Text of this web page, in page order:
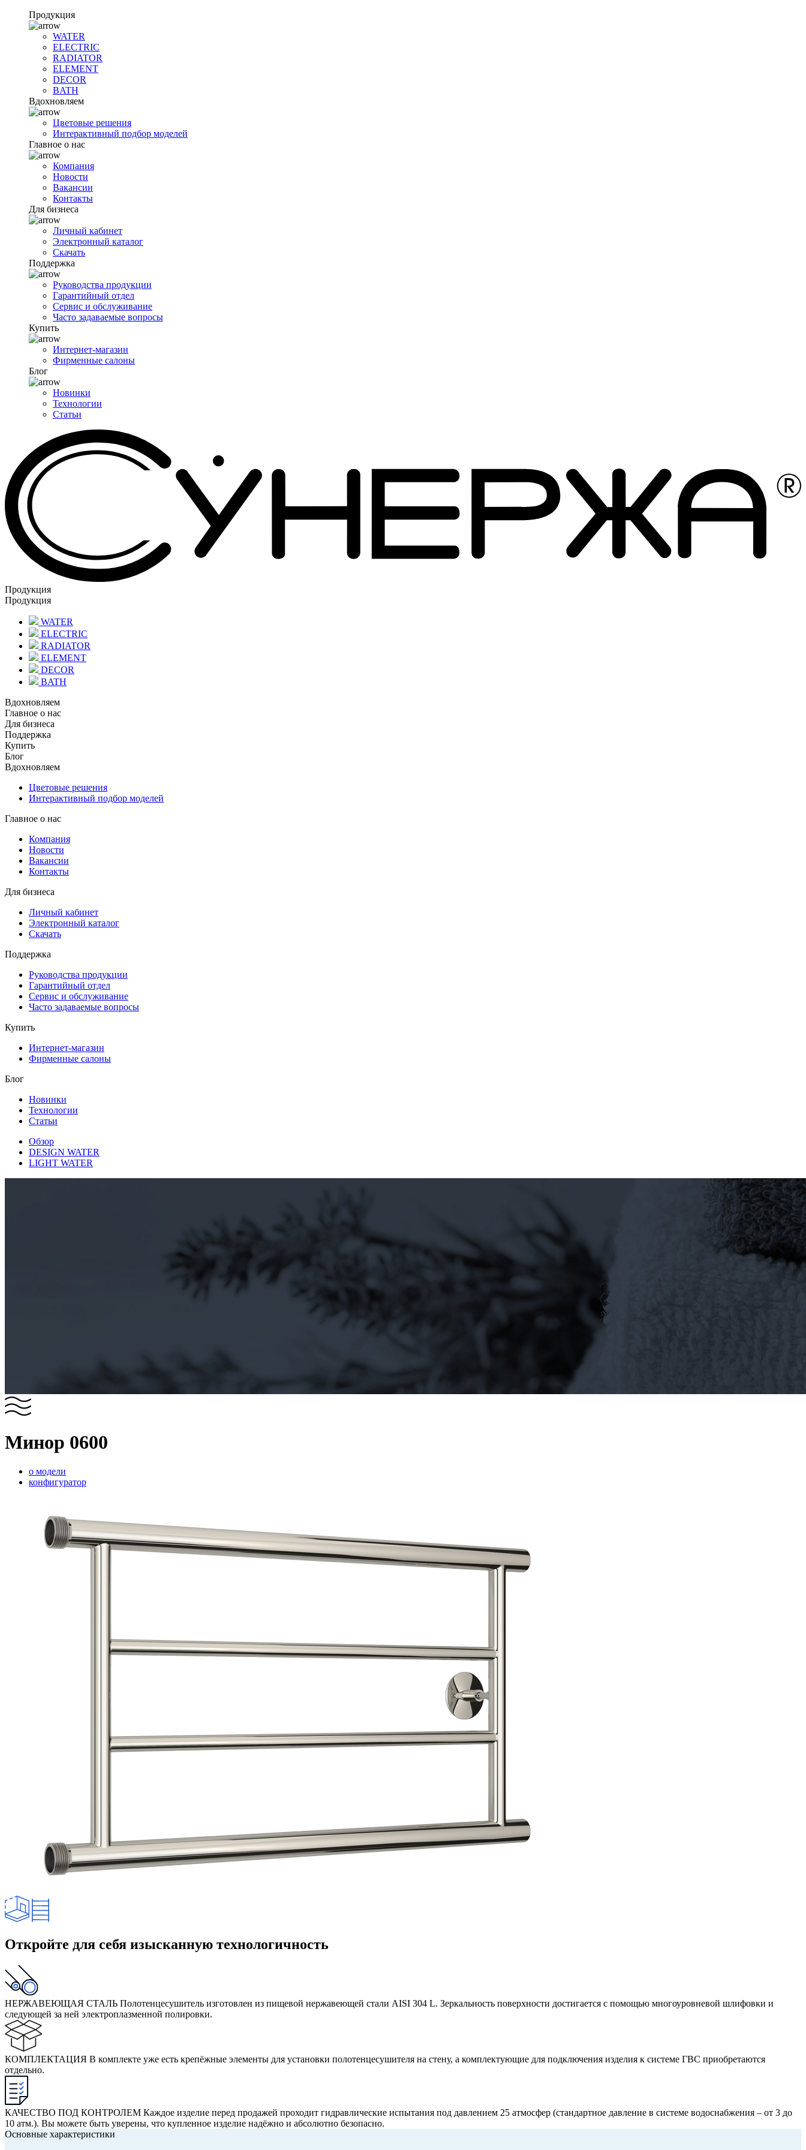
Продукция
WATER
ELECTRIC
RADIATOR
ELEMENT
DECOR
BATH
Вдохновляем
Цветовые решения
Интерактивный подбор моделей
Главное о нас
Компания
Новости
Вакансии
Контакты
Для бизнеса
Личный кабинет
Электронный каталог
Скачать
Поддержка
Руководства продукции
Гарантийный отдел
Сервис и обслуживание
Часто задаваемые вопросы
Купить
Интернет-магазин
Фирменные салоны
Блог
Новинки
Технологии
Статьи
Продукция
Продукция
WATER
ELECTRIC
RADIATOR
ELEMENT
DECOR
BATH
Вдохновляем
Главное о нас
Для бизнеса
Поддержка
Купить
Блог
Вдохновляем
Цветовые решения
Интерактивный подбор моделей
Главное о нас
Компания
Новости
Вакансии
Контакты
Для бизнеса
Личный кабинет
Электронный каталог
Скачать
Поддержка
Руководства продукции
Гарантийный отдел
Сервис и обслуживание
Часто задаваемые вопросы
Купить
Интернет-магазин
Фирменные салоны
Блог
Новинки
Технологии
Статьи
Обзор
DESIGN WATER
LIGHT WATER
Минор 0600
о модели
конфигуратор
Откройте для себя изысканную технологичность
НЕРЖАВЕЮЩАЯ СТАЛЬ Полотенцесушитель изготовлен из пищевой нержавеющей стали AISI 304 L. Зеркальность поверхности достигается с помощью многоуровневой шлифовки и
следующей за ней электроплазменной полировки.
КОМПЛЕКТАЦИЯ В комплекте уже есть крепёжные элементы для установки полотенцесушителя на стену, а комплектующие для подключения изделия к системе ГВС приобретаются
отдельно.
КАЧЕСТВО ПОД КОНТРОЛЕМ Каждое изделие перед продажей проходит гидравлические испытания под давлением 25 атмосфер (стандартное давление в системе водоснабжения – от 3 до
10 атм.). Вы можете быть уверены, что купленное изделие надёжно и абсолютно безопасно.
Основные характеристики